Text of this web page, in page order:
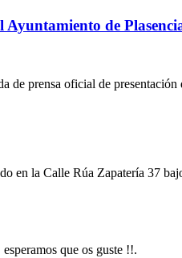
de
de prensa oficial de presentación
en la Calle Rúa Zapatería 37
que os guste !!.